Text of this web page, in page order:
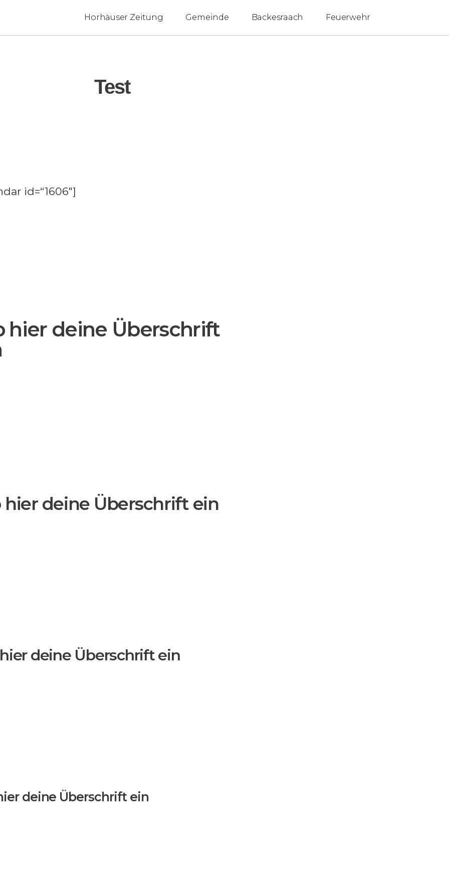
Horhäuser Zeitung Gemeinde Backesraach Feuerwehr
Test
id=“1606″]
hier deine Überschrift
hier deine Überschrift ein
deine Überschrift ein
deine Überschrift ein